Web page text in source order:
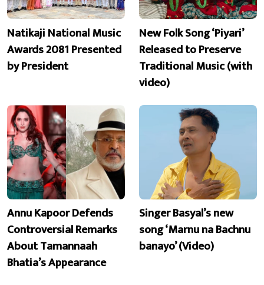
Natikaji National Music
Awards 2081 Presented
by President
New Folk Song ‘Piyari’
Released to Preserve
Traditional Music (with
video)
Annu Kapoor Defends
Controversial Remarks
About Tamannaah
Bhatia’s Appearance
Singer Basyal’s new
song ‘Marnu na Bachnu
banayo’ (Video)